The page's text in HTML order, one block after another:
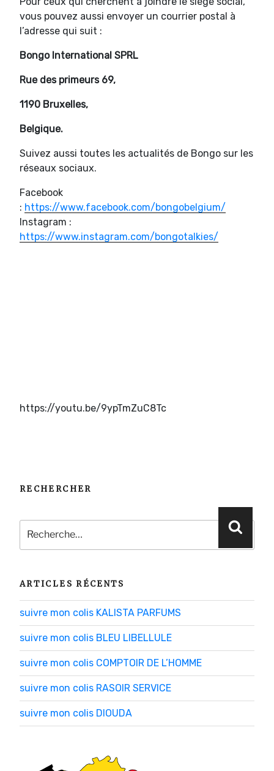
vous pouvez aussi envoyer un courrier postal à
l’adresse qui suit :
Bongo International SPRL
Rue des primeurs 69,
1190 Bruxelles,
Belgique.
Suivez aussi toutes les actualités de Bongo sur les
réseaux sociaux.
Facebook
: https://www.facebook.com/bongobelgium/
Instagram :
https://www.instagram.com/bongotalkies/
https://youtu.be/9ypTmZuC8Tc
RECHERCHER
Recherche
pour
:
ARTICLES RÉCENTS
suivre mon colis KALISTA PARFUMS
suivre mon colis BLEU LIBELLULE
suivre mon colis COMPTOIR DE L’HOMME
suivre mon colis RASOIR SERVICE
suivre mon colis DIOUDA